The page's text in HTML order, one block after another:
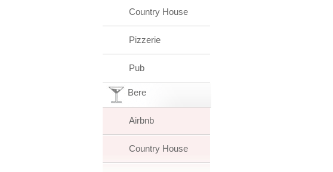
Country House
Pizzerie
Pub
Bere
Airbnb
Country House